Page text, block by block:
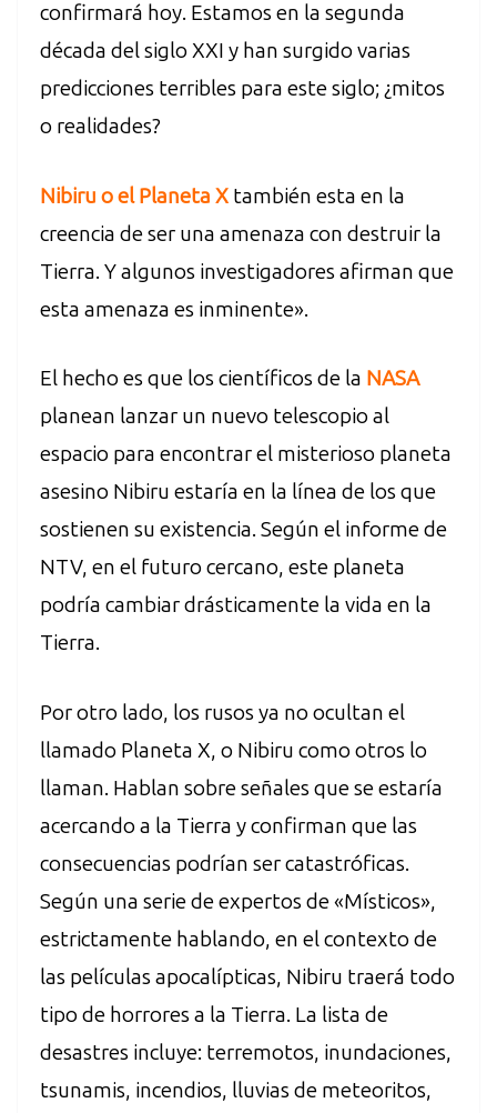
confirmará hoy. Estamos en la segunda
década del siglo XXI y han surgido varias
predicciones terribles para este siglo; ¿mitos
o realidades?
Nibiru o el Planeta X también esta en la
creencia de ser una amenaza con destruir la
Tierra. Y algunos investigadores afirman que
esta amenaza es inminente».
El hecho es que los científicos de la NASA
planean lanzar un nuevo telescopio al
espacio para encontrar el misterioso planeta
asesino Nibiru estaría en la línea de los que
sostienen su existencia. Según el informe de
NTV, en el futuro cercano, este planeta
podría cambiar drásticamente la vida en la
Tierra.
Por otro lado, los rusos ya no ocultan el
llamado Planeta X, o Nibiru como otros lo
llaman. Hablan sobre señales que se estaría
acercando a la Tierra y confirman que las
consecuencias podrían ser catastróficas.
Según una serie de expertos de «Místicos»,
estrictamente hablando, en el contexto de
las películas apocalípticas, Nibiru traerá todo
tipo de horrores a la Tierra. La lista de
desastres incluye: terremotos, inundaciones,
tsunamis, incendios, lluvias de meteoritos,